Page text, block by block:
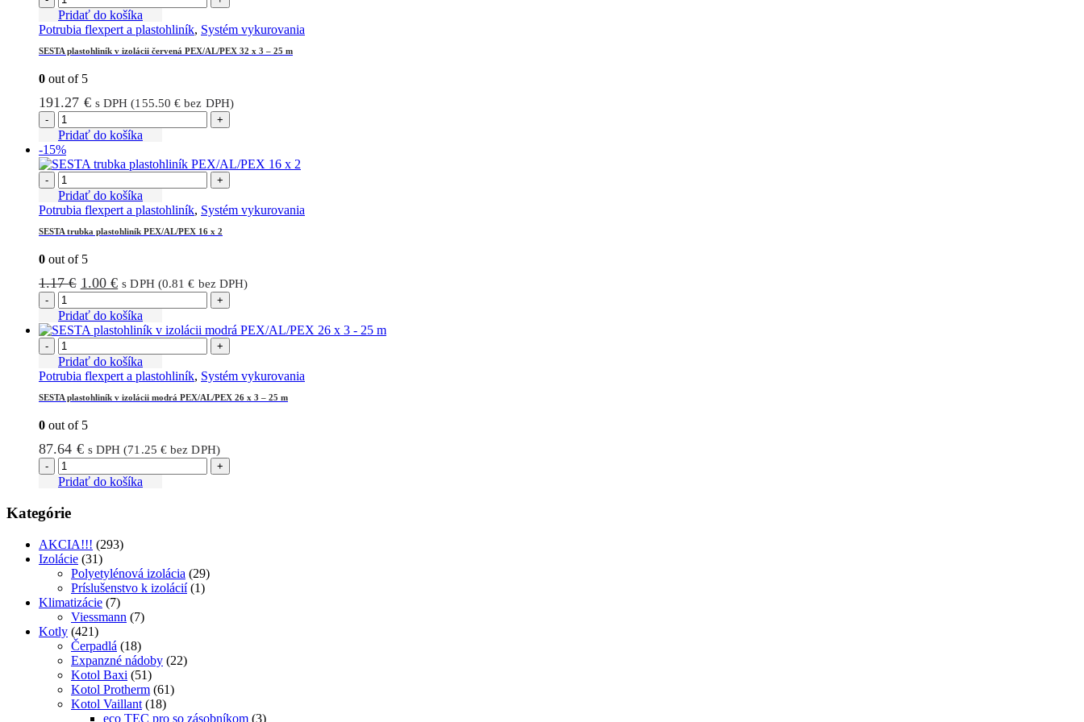
Pridať do košíka
Potrubia flexpert a plastohliník, Systém vykurovania
SESTA plastohliník v izolácii červená PEX/AL/PEX 32 x 3 – 25 m
0 out of 5
191.27 € s DPH (155.50€ bez DPH)
- +
Pridať do košíka
-15%
- +
Pridať do košíka
Potrubia flexpert a plastohliník, Systém vykurovania
SESTA trubka plastohliník PEX/AL/PEX 16 x 2
0 out of 5
1.17€ Pôvodná
bola:
1.17 €.
1.00€Aktuálna
je:
1.00 €.
s DPH (0.81€ bez DPH)
- +
Pridať do košíka
- +
Pridať do košíka
Potrubia flexpert a plastohliník, Systém vykurovania
SESTA plastohliník v izolácii modrá PEX/AL/PEX 26 x 3 – 25 m
0 out of 5
87.64 € s DPH (71.25 € bez DPH)
- +
Pridať do košíka
Kategórie
AKCIA!!! (293)
Izolácie (31)
Polyetylénová izolácia (29)
Príslušenstvo k izolácií (1)
Klimatizácie (7)
Viessmann (7)
Kotly (421)
Čerpadlá (18)
Expanzné nádoby (22)
Kotol Baxi (51)
Kotol Protherm (61)
Kotol Vaillant (18)
eco TEC pro so zásobníkom (3)